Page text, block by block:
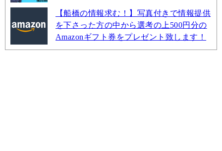
【船橋の情報求む！】写真付きで情報提供
を下さった方の中から選考の上500円分の
Amazonギフト券をプレゼント致します！